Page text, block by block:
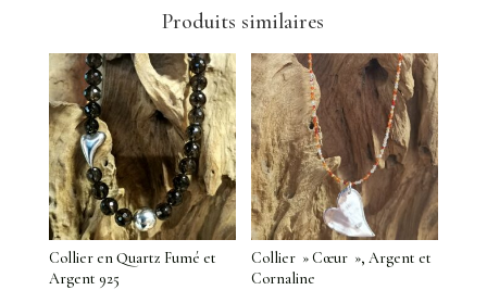
Produits similaires
Collier en Quartz Fumé et
Argent 925
Collier » Cœur », Argent et
Cornaline